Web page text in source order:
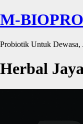
M-BIOPRO
Probiotik Untuk Dewasa,
Herbal